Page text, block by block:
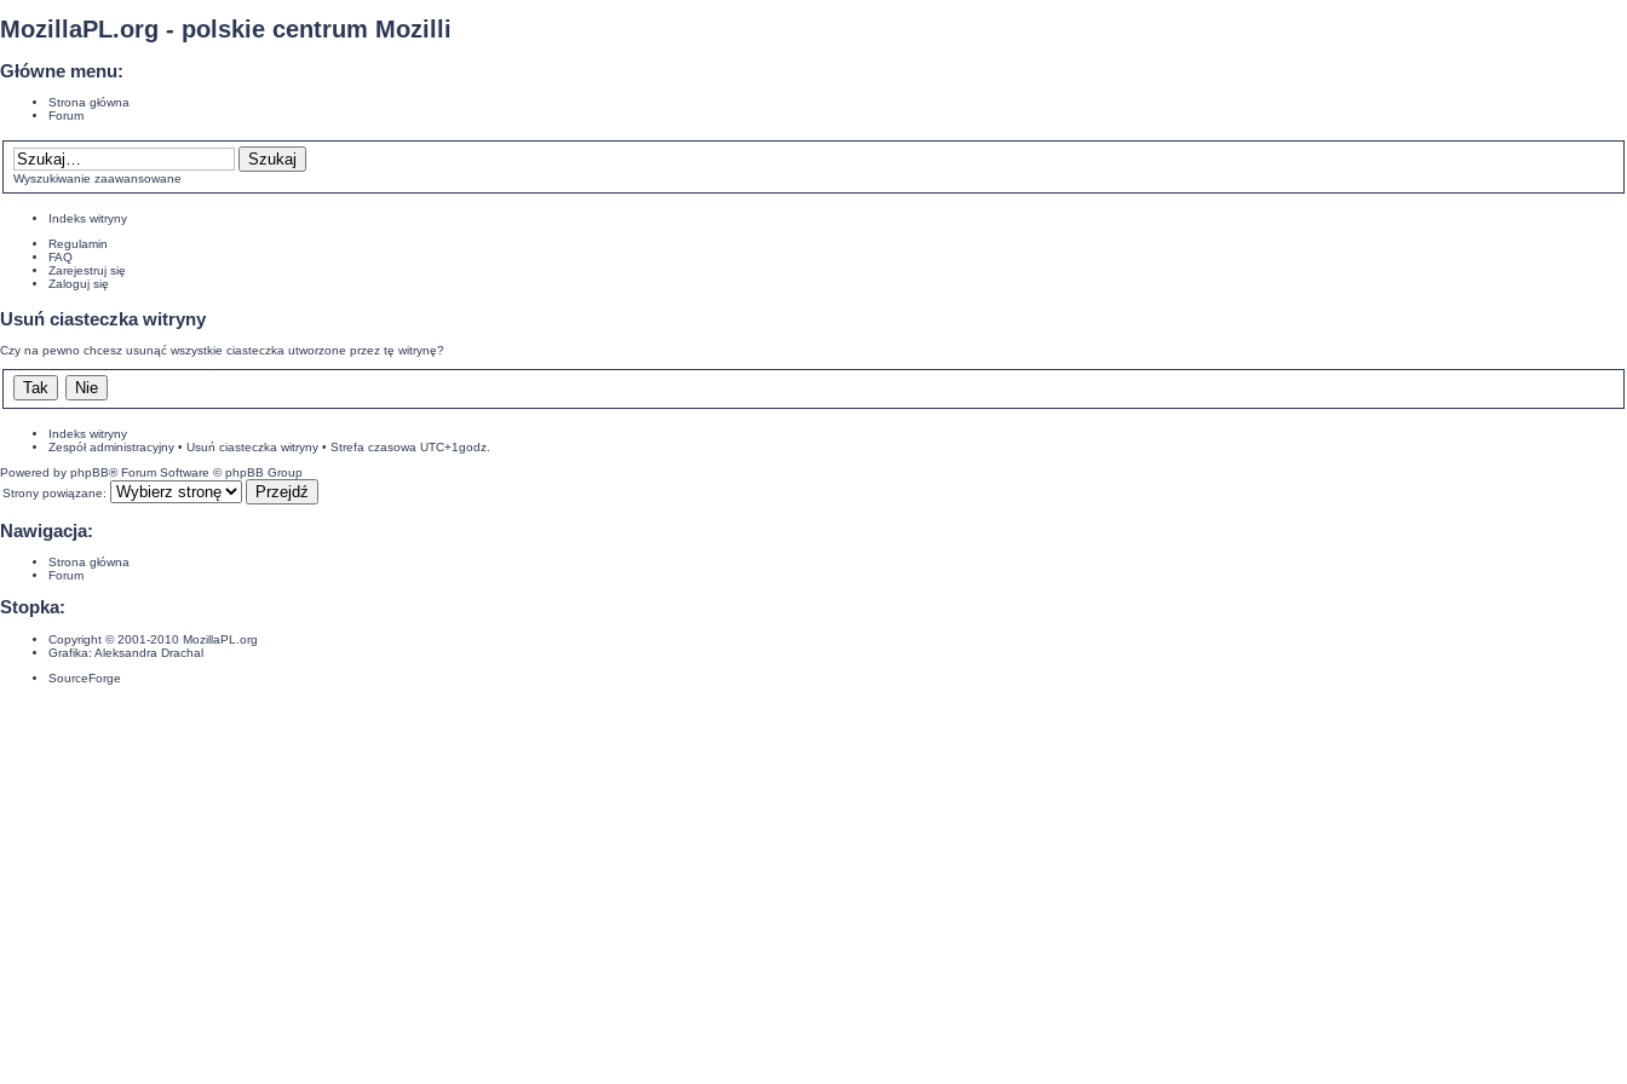
MozillaPL.org - polskie centrum Mozilli
Główne menu:
Strona główna
Forum
Wyszukiwanie zaawansowane
Indeks witryny
Regulamin
FAQ
Zarejestruj się
Zaloguj się
Usuń ciasteczka witryny
Czy na pewno chcesz usunąć wszystkie ciasteczka utworzone przez tę witrynę?
Indeks witryny
Zespół administracyjny • Usuń ciasteczka witryny • Strefa czasowa UTC+1godz.
Powered by phpBB® Forum Software © phpBB Group
Strony powiązane:
Nawigacja:
Strona główna
Forum
Stopka:
Copyright © 2001-2010 MozillaPL.org
Grafika: Aleksandra Drachal
SourceForge